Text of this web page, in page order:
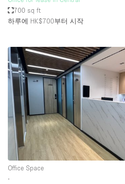
700 sq ft
하루에 HK$700부터 시작
Office Space
∙